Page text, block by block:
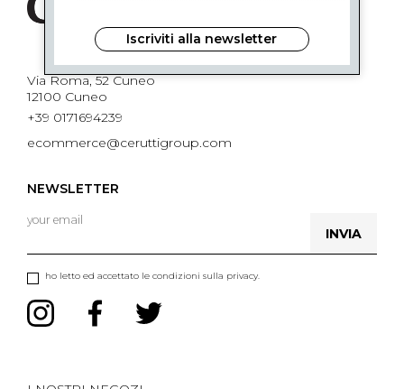
Via Roma, 52 Cuneo
12100 Cuneo
+39 0171694239
ecommerce@ceruttigroup.com
NEWSLETTER
ho letto ed accettato le condizioni sulla privacy.
INVIA
Iscriviti alla newsletter